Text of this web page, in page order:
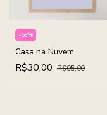
-68%
Casa na Nuvem
R$30,00 R$95,00